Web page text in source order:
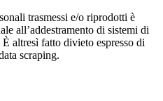
trasmessi e/o riprodotti è
all’addestramento di sistemi di
altresì fatto divieto espresso di
scraping.